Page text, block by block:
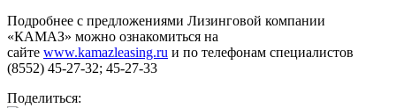
Подробнее с предложениями Лизинговой компании
«КАМАЗ» можно ознакомиться на
сайте www.kamazleasing.ru и по телефонам специалистов
(8552) 45-27-32; 45-27-33
Поделиться: